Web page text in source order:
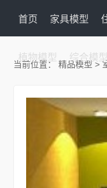
首页 家具模型
植物模型 综合模型
当前位置：精品模型>